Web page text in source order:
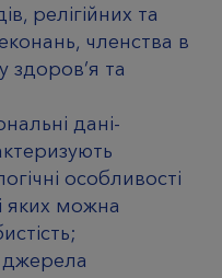
релігійних та
членства в
здоров’я та
дані-
особливості
яких можна
джерела